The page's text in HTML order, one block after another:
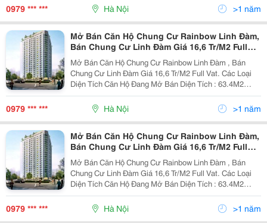
0979 *** *** Hà Nội >1 năm
Mở Bán Căn Hộ Chung Cư Rainbow Linh Đàm,
Bán Chung Cư Linh Đàm Giá 16,6 Tr/M2 Full
Vat
Mở Bán Căn Hộ Chung Cư Rainbow Linh Đàm , Bán
Chung Cư Linh Đàm Giá 16,6 Tr/M2 Full Vat. Các Loại
Diện Tích Căn Hộ Đang Mở Bán Diện Tích : 63.4M2
68.3M2 87.8 M2 89 M2 90.2M2 90.5M2 91.8M2 90.2M2
90.7 M2 91.8M2 Tầng
0979 *** *** Hà Nội >1 năm
Mở Bán Căn Hộ Chung Cư Rainbow Linh Đàm,
Bán Chung Cư Linh Đàm Giá 16,6 Tr/M2 Full
Vat.
Mở Bán Căn Hộ Chung Cư Rainbow Linh Đàm , Bán
Chung Cư Linh Đàm Giá 16,6 Tr/M2 Full Vat. Các Loại
Diện Tích Căn Hộ Đang Mở Bán Diện Tích : 63.4M2
68.3M2 87.8 M2 89 M2 90.2M2 90.5M2 91.8M2 90.2M2
90.7 M2 91.8M2 Tầng
0979 *** *** Hà Nội >1 năm